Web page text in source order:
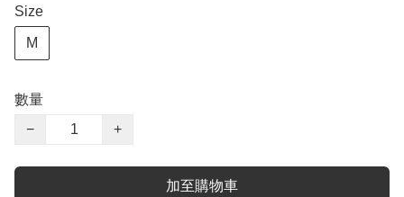
Size
M
數量
−
+
加至購物車